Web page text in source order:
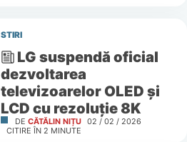
STIRI
LG suspendă oficial
dezvoltarea
televizoarelor OLED și
LCD cu rezoluție 8K
DE CĂTĂLIN NIȚU 02 / 02 / 2026
CITIRE ÎN 2 MINUTE